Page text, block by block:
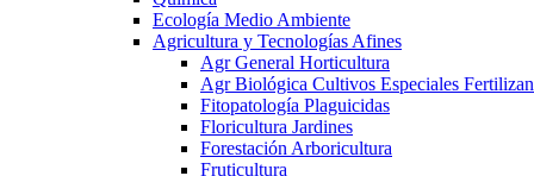
Ecología Medio Ambiente
Agricultura y Tecnologías Afines
Agr General Horticultura
Agr Biológica Cultivos Especiales
Fitopatología Plaguicidas
Floricultura Jardines
Forestación Arboricultura
Fruticultura